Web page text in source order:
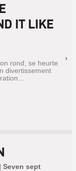
IT LIKE
rond, se heurte
divertissement
Seven sept